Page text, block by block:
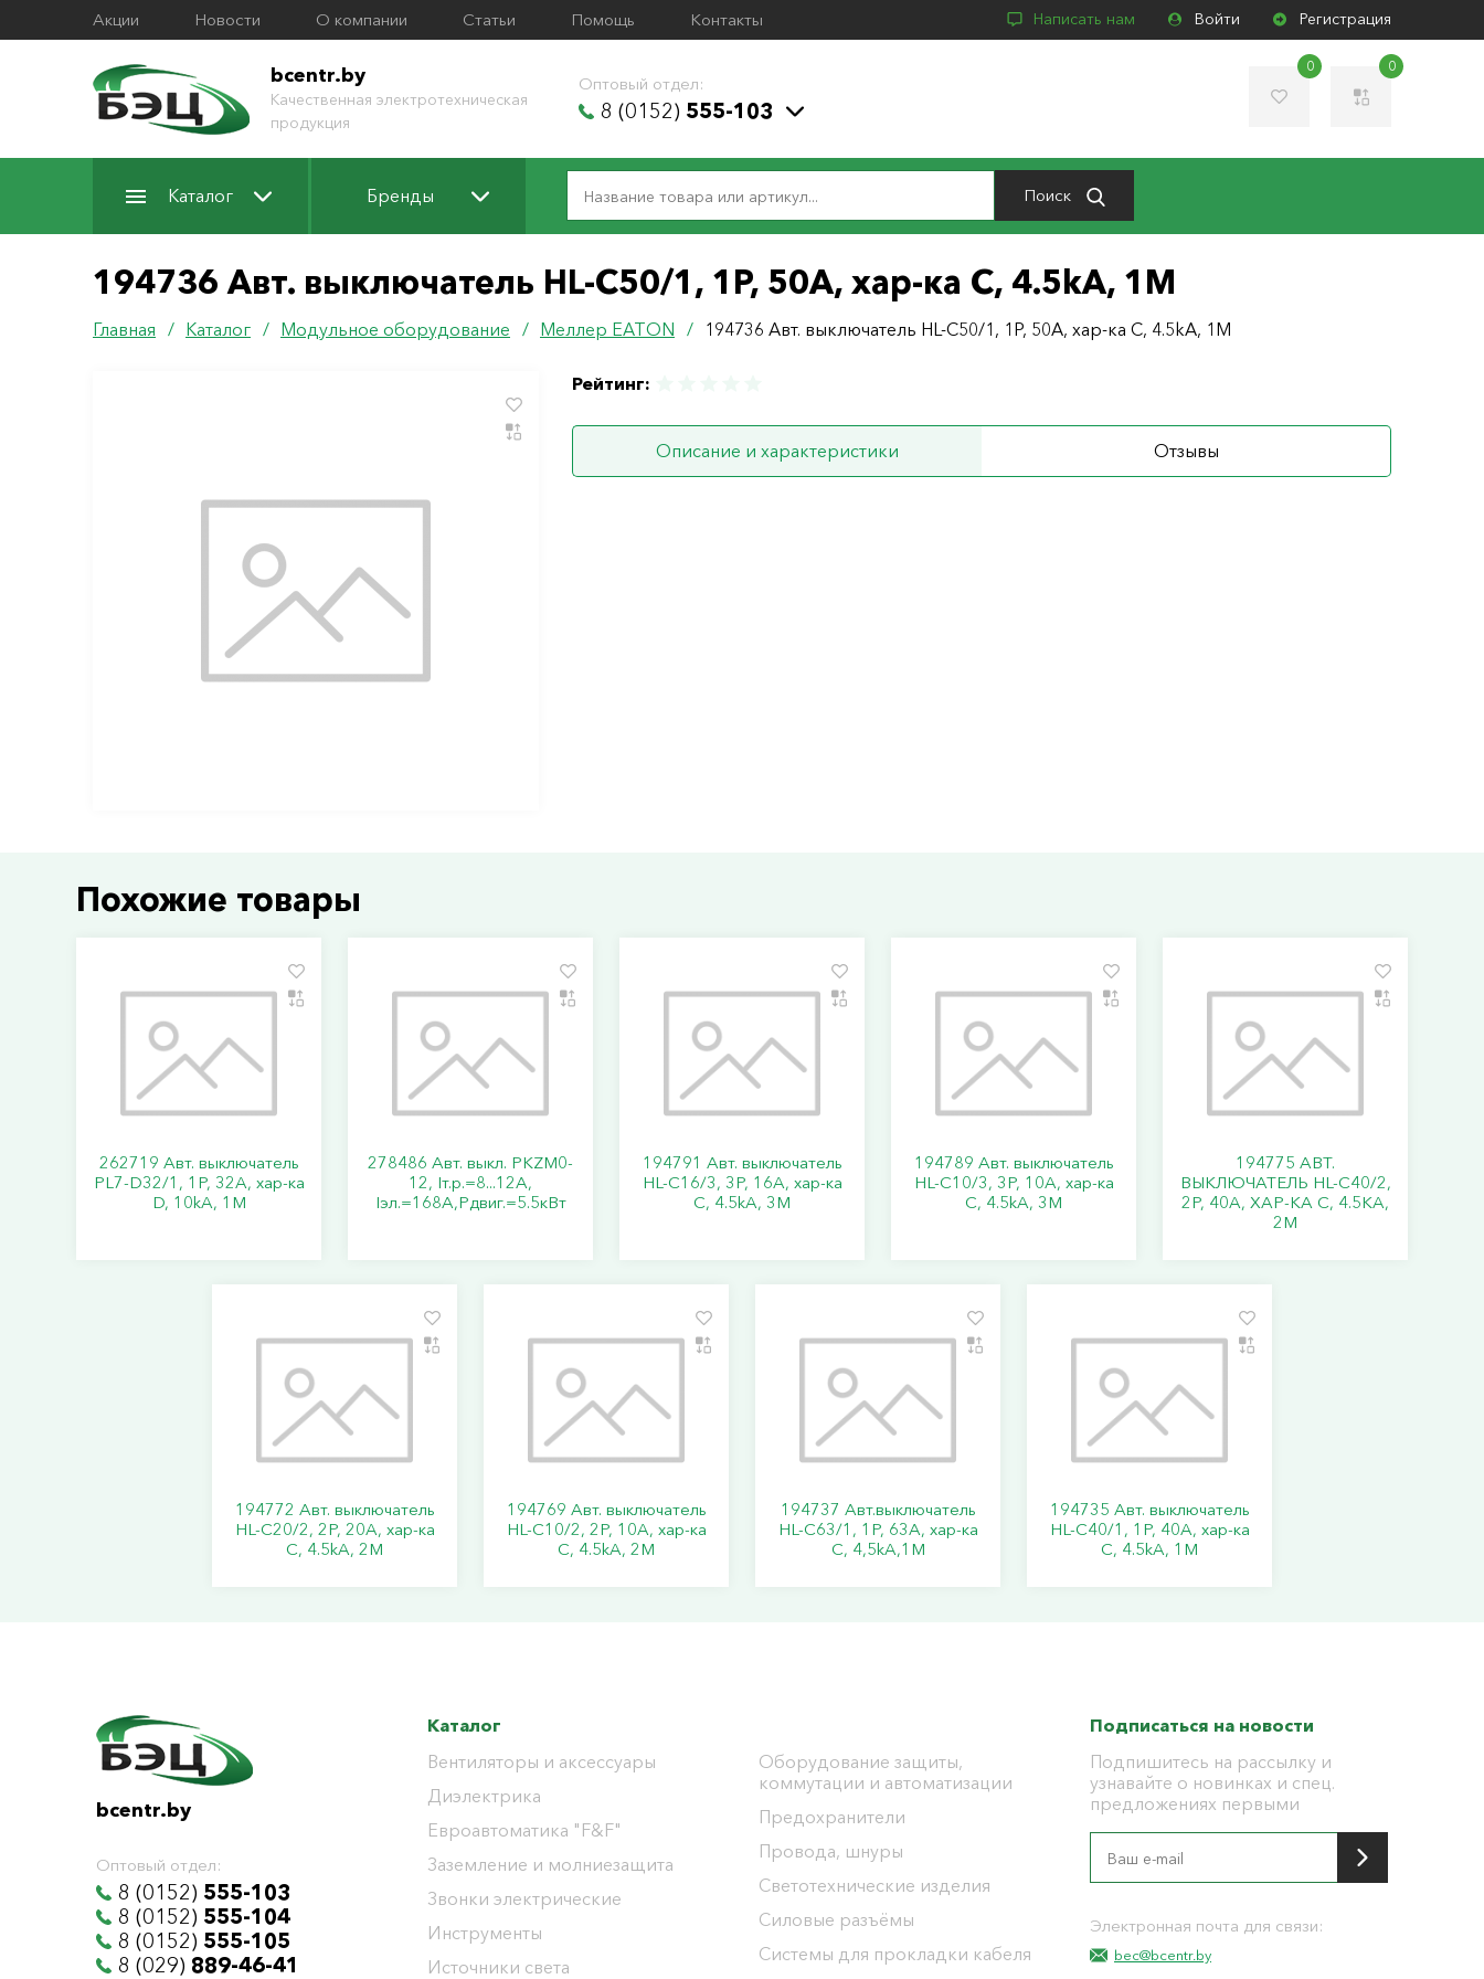
Акции Новости О компании Статьи Помощь Контакты Написать нам Войти Регистрация
bcentr.by
Качественная электротехническая
продукция
Оптовый отдел:
8 (0152) 555-103
0 0
Каталог Бренды Поиск
194736 Авт. выключатель HL-C50/1, 1P, 50A, хар-ка C, 4.5kA, 1M
Главная / Каталог / Модульное оборудование / Меллер ЕАТОN / 194736 Авт. выключатель HL-C50/1, 1P, 50A, хар-ка C, 4.5kA, 1M
Рейтинг:
Описание и характеристики Отзывы
Похожие товары
262719 Авт. выключатель
PL7-D32/1, 1P, 32A, хар-ка
D, 10kA, 1M
278486 Авт. выкл. PKZM0-
12, Iт.р.=8...12А,
Iэл.=168А,Pдвиг.=5.5кВт
194791 Авт. выключатель
HL-C16/3, 3P, 16A, хар-ка
C, 4.5kA, 3M
194789 Авт. выключатель
HL-C10/3, 3P, 10A, хар-ка
C, 4.5kA, 3M
194775 АВТ.
ВЫКЛЮЧАТЕЛЬ HL-C40/2,
2P, 40A, ХАР-КА C, 4.5KA,
2M
194772 Авт. выключатель
HL-C20/2, 2P, 20A, хар-ка
C, 4.5kA, 2M
194769 Авт. выключатель
HL-C10/2, 2P, 10A, хар-ка
C, 4.5kA, 2M
194737 Авт.выключатель
HL-C63/1, 1Р, 63А, хар-ка
С, 4,5kA,1M
194735 Авт. выключатель
HL-C40/1, 1P, 40A, хар-ка
C, 4.5kA, 1M
bcentr.by
Оптовый отдел:
8 (0152) 555-103
8 (0152) 555-104
8 (0152) 555-105
8 (029) 889-46-41
Каталог
Вентиляторы и аксессуары
Диэлектрика
Евроавтоматика "F&F"
Заземление и молниезащита
Звонки электрические
Инструменты
Источники света
Оборудование защиты,
коммутации и автоматизации
Предохранители
Провода, шнуры
Светотехнические изделия
Силовые разъёмы
Системы для прокладки кабеля
Подписаться на новости
Подпишитесь на рассылку и
узнавайте о новинках и спец.
предложениях первыми
Электронная почта для связи:
bec@bcentr.by